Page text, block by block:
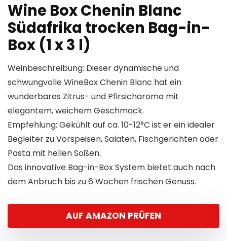
Wine Box Chenin Blanc
Südafrika trocken Bag-in-
Box (1 x 3 l)
Weinbeschreibung: Dieser dynamische und
schwungvolle WineBox Chenin Blanc hat ein
wunderbares Zitrus- und Pfirsicharoma mit
elegantem, weichem Geschmack.
Empfehlung: Gekühlt auf ca. 10-12°C ist er ein idealer
Begleiter zu Vorspeisen, Salaten, Fischgerichten oder
Pasta mit hellen Soßen.
Das innovative Bag-in-Box System bietet auch nach
dem Anbruch bis zu 6 Wochen frischen Genuss.
AUF AMAZON PRÜFEN